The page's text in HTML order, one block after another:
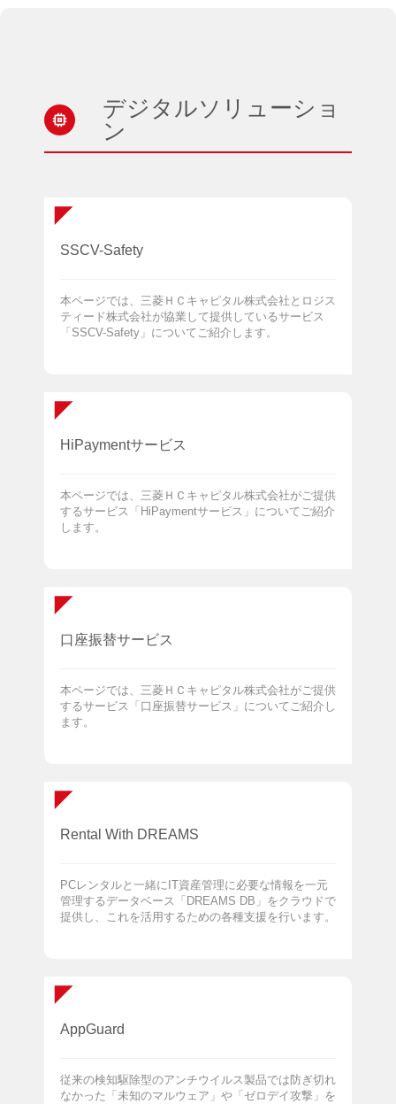
デジタルソリューショ
ン
SSCV-Safety
本ページでは、三菱ＨＣキャピタル株式会社とロジス
ティード株式会社が協業して提供しているサービス
「SSCV-Safety」についてご紹介します。
HiPaymentサービス
本ページでは、三菱ＨＣキャピタル株式会社がご提供
するサービス「HiPaymentサービス」についてご紹介
します。
口座振替サービス
本ページでは、三菱ＨＣキャピタル株式会社がご提供
するサービス「口座振替サービス」についてご紹介し
ます。
Rental With DREAMS
PCレンタルと一緒にIT資産管理に必要な情報を一元
管理するデータベース「DREAMS DB」をクラウドで
提供し、これを活用するための各種支援を行います。
AppGuard
従来の検知駆除型のアンチウイルス製品では防ぎ切れ
なかった「未知のマルウェア」や「ゼロデイ攻撃」を